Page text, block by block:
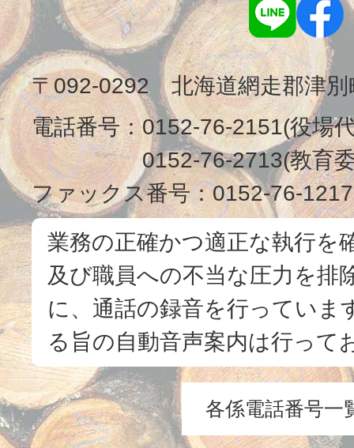
〒092-0292 北海道網走郡津別
電話番号：0152-76-2151(役場
0152-76-2713(教育
ファックス番号：0152-76-1217
業務の正確かつ適正な執行を
及び職員への不当な圧力を排
に、通話の録音を行っていま
る旨の自動音声案内は行って
各係電話番号一